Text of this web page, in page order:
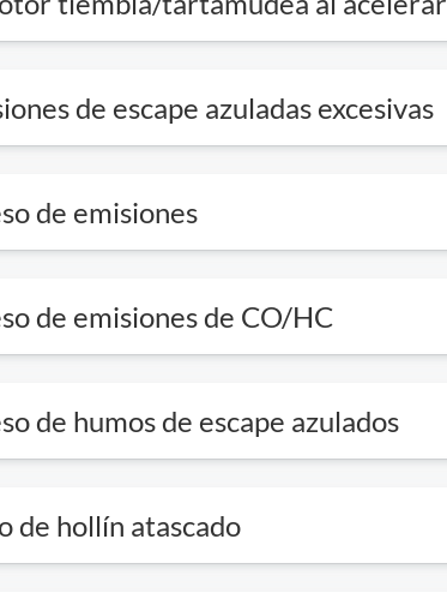
de escape azuladas excesivas
de emisiones
de emisiones de CO/HC
de humos de escape azulados
de hollín atascado